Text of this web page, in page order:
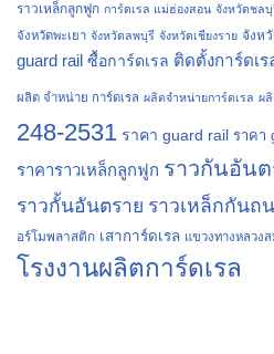
ราวเหล็กลูกฟูก การ์ดเรล แม่ฮ่องสอน จังหวัดชล
จังหวัดพะเยา จังหวัดลพบุรี จังหวัดเชียงราย จังห
guard rail ซื้อการ์ดเรล ติดตั้งการ์ดเร
ผลิต จำหน่าย การ์ดเรล ผลิตจำหน่ายการ์ดเรล ผ
248-2531 ราคา guard rail ราคา
ราคาราวเหล็กลูกฟูก ราวกันอันต
ราวกั้นอันตราย ราวเหล็กกันถ
อร์โมพลาสติก เสาการ์ดเรล แขวงทางหลวง
โรงงานผลิตการ์ดเรล